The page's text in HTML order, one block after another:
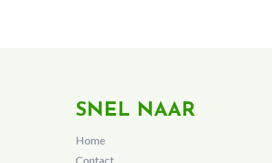
SNEL NAAR
Home
Contact